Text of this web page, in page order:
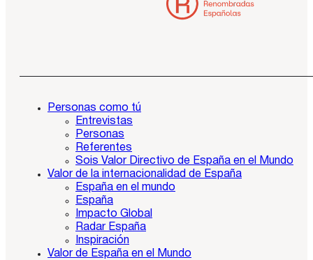
Personas como tú
Entrevistas
Personas
Referentes
Sois Valor Directivo de España en el Mundo
Valor de la internacionalidad de España
España en el mundo
España
Impacto Global
Radar España
Inspiración
Valor de España en el Mundo